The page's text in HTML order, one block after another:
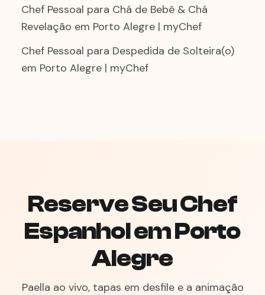
Chef Pessoal para Chá de Bebê & Chá
Revelação em Porto Alegre | myChef
Chef Pessoal para Despedida de Solteira(o)
em Porto Alegre | myChef
Reserve Seu Chef
Espanhol em Porto
Alegre
Paella ao vivo, tapas em desfile e a animação